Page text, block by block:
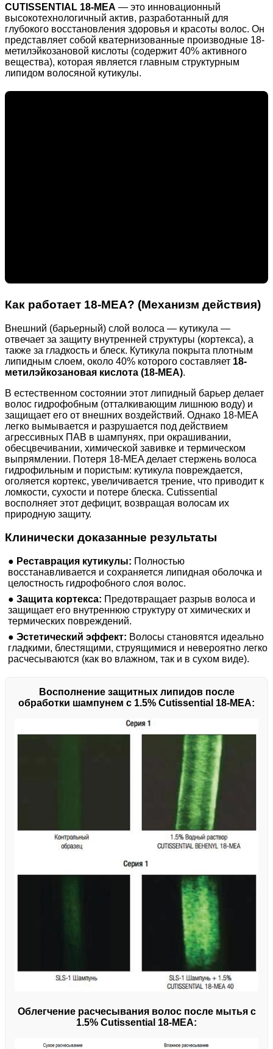
CUTISSENTIAL 18-MEA — это инновационный
высокотехнологичный актив, разработанный для
глубокого восстановления здоровья и красоты волос. Он
представляет собой кватернизованные производные 18-
метилэйкозановой кислоты (содержит 40% активного
вещества), которая является главным структурным
липидом волосяной кутикулы.
Как работает 18-MEA? (Механизм действия)
Внешний (барьерный) слой волоса — кутикула —
отвечает за защиту внутренней структуры (кортекса), а
также за гладкость и блеск. Кутикула покрыта плотным
липидным слоем, около 40% которого составляет 18-
метилэйкозановая кислота (18-MEA).
В естественном состоянии этот липидный барьер делает
волос гидрофобным (отталкивающим лишнюю воду) и
защищает его от внешних воздействий. Однако 18-MEA
легко вымывается и разрушается под действием
агрессивных ПАВ в шампунях, при окрашивании,
обесцвечивании, химической завивке и термическом
выпрямлении. Потеря 18-MEA делает стержень волоса
гидрофильным и пористым: кутикула повреждается,
оголяется кортекс, увеличивается трение, что приводит к
ломкости, сухости и потере блеска. Cutissential
восполняет этот дефицит, возвращая волосам их
природную защиту.
Клинически доказанные результаты
● Реставрация кутикулы: Полностью
восстанавливается и сохраняется липидная оболочка и
целостность гидрофобного слоя волос.
● Защита кортекса: Предотвращает разрыв волоса и
защищает его внутреннюю структуру от химических и
термических повреждений.
● Эстетический эффект: Волосы становятся идеально
гладкими, блестящими, струящимися и невероятно легко
расчесываются (как во влажном, так и в сухом виде).
Восполнение защитных липидов после
обработки шампунем с 1.5% Cutissential 18-MEA:
Облегчение расчесывания волос после мытья с
1.5% Cutissential 18-MEA: